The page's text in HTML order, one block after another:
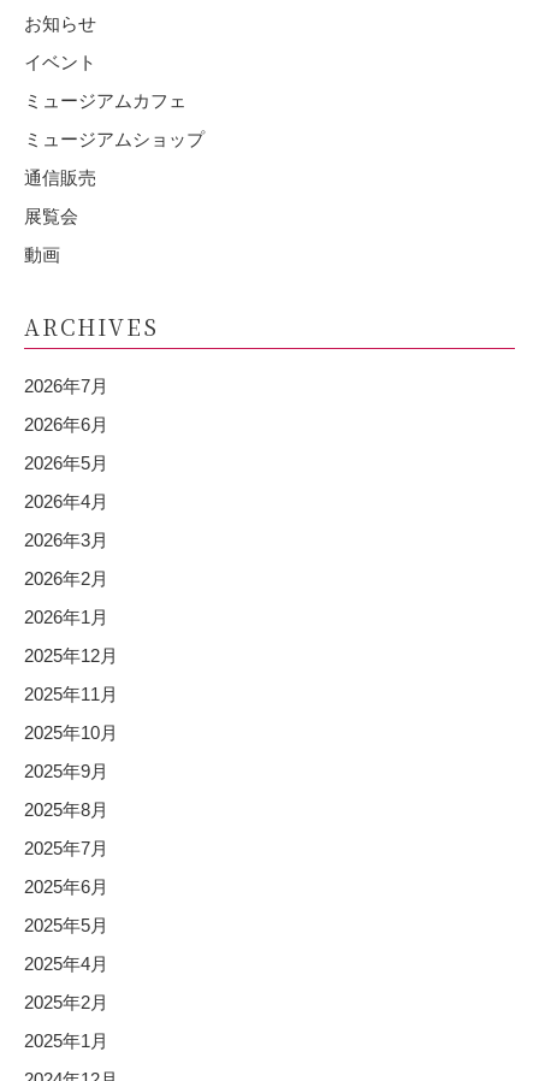
お知らせ
イベント
ミュージアムカフェ
ミュージアムショップ
通信販売
展覧会
動画
ARCHIVES
2026年7月
2026年6月
2026年5月
2026年4月
2026年3月
2026年2月
2026年1月
2025年12月
2025年11月
2025年10月
2025年9月
2025年8月
2025年7月
2025年6月
2025年5月
2025年4月
2025年2月
2025年1月